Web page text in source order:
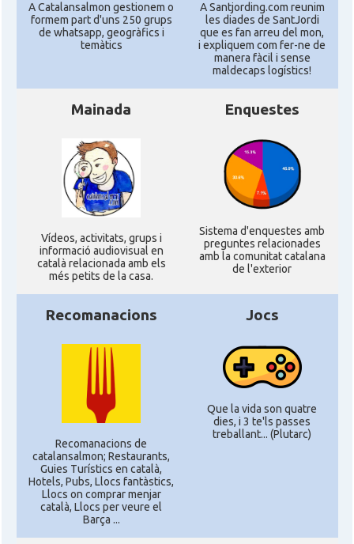
A Catalansalmon gestionem o
formem part d'uns 250 grups
de whatsapp, geogràfics i
temàtics
A Santjording.com reunim
les diades de SantJordi
que es fan arreu del mon,
i expliquem com fer-ne de
manera fàcil i sense
maldecaps logí­stics!
Mainada
Ví­deos, activitats, grups i
informació audiovisual en
català relacionada amb els
més petits de la casa.
Enquestes
Sistema d'enquestes amb
preguntes relacionades
amb la comunitat catalana
de l'exterior
Recomanacions
Recomanacions de
catalansalmon; Restaurants,
Guies Turístics en català,
Hotels, Pubs, Llocs fantàstics,
Llocs on comprar menjar
català, Llocs per veure el
Barça ...
Jocs
Que la vida son quatre
dies, i 3 te'ls passes
treballant... (Plutarc)